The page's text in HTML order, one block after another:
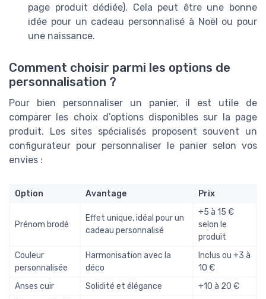
page produit dédiée). Cela peut être une bonne
idée pour un cadeau personnalisé à Noël ou pour
une naissance.
Comment choisir parmi les options de
personnalisation ?
Pour bien personnaliser un panier, il est utile de
comparer les choix d’options disponibles sur la page
produit. Les sites spécialisés proposent souvent un
configurateur pour personnaliser le panier selon vos
envies :
Option Avantage Prix
Prénom brodé
Effet unique, idéal pour un
cadeau personnalisé
+5 à 15 €
selon le
produit
Couleur
personnalisée
Harmonisation avec la
déco
Inclus ou +3 à
10 €
Anses cuir
Solidité et élégance
+10 à 20 €